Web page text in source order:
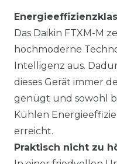
Das Daikin FTXM-M
hochmoderne
Intelligenz aus.
dieses Gerät immer
genügt und sowohl
Kühlen
erreicht.
Praktisch nicht zu